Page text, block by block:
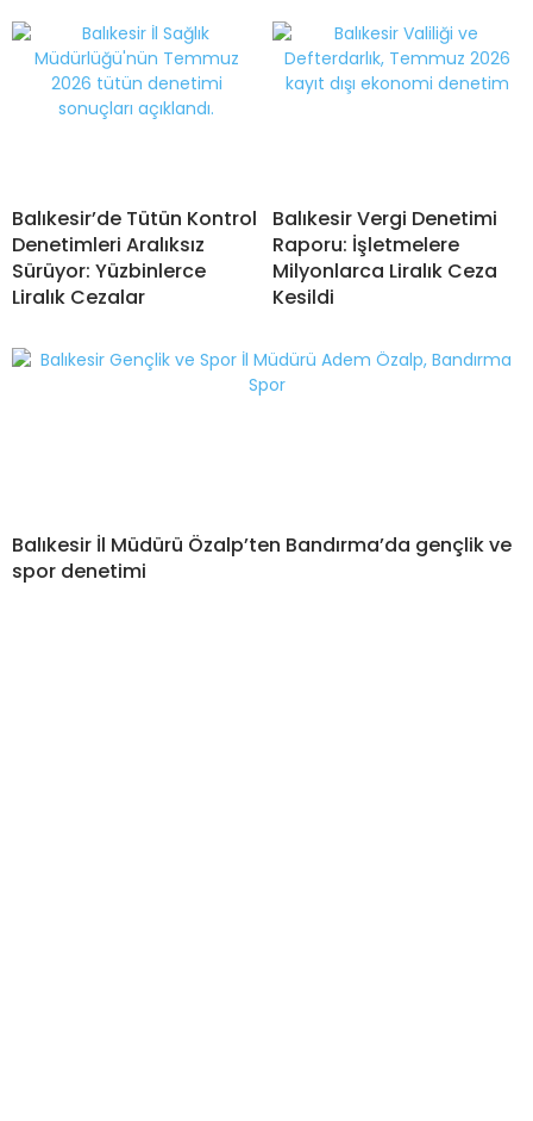
Balıkesir’de Tütün Kontrol
Denetimleri Aralıksız
Sürüyor: Yüzbinlerce
Liralık Cezalar
Balıkesir Vergi Denetimi
Raporu: İşletmelere
Milyonlarca Liralık Ceza
Kesildi
Balıkesir İl Müdürü Özalp’ten Bandırma’da gençlik ve
spor denetimi